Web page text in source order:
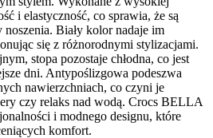
i elastyczność, co sprawia, że są
Biały kolor nadaje im
się z różnorodnymi stylizacjami.
stopa pozostaje chłodna, co jest
dni. Antypoślizgowa podeszwa
nawierzchniach, co czyni je
czy relaks nad wodą. Crocs BELLA
i modnego designu, które
komfort.